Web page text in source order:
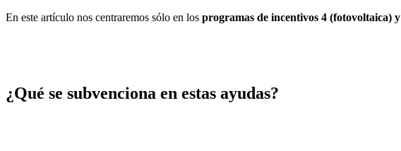
En este artículo nos centraremos sólo en los programas de incentivos 4 (fotovoltaica)
¿Qué se subvenciona en estas ayudas?